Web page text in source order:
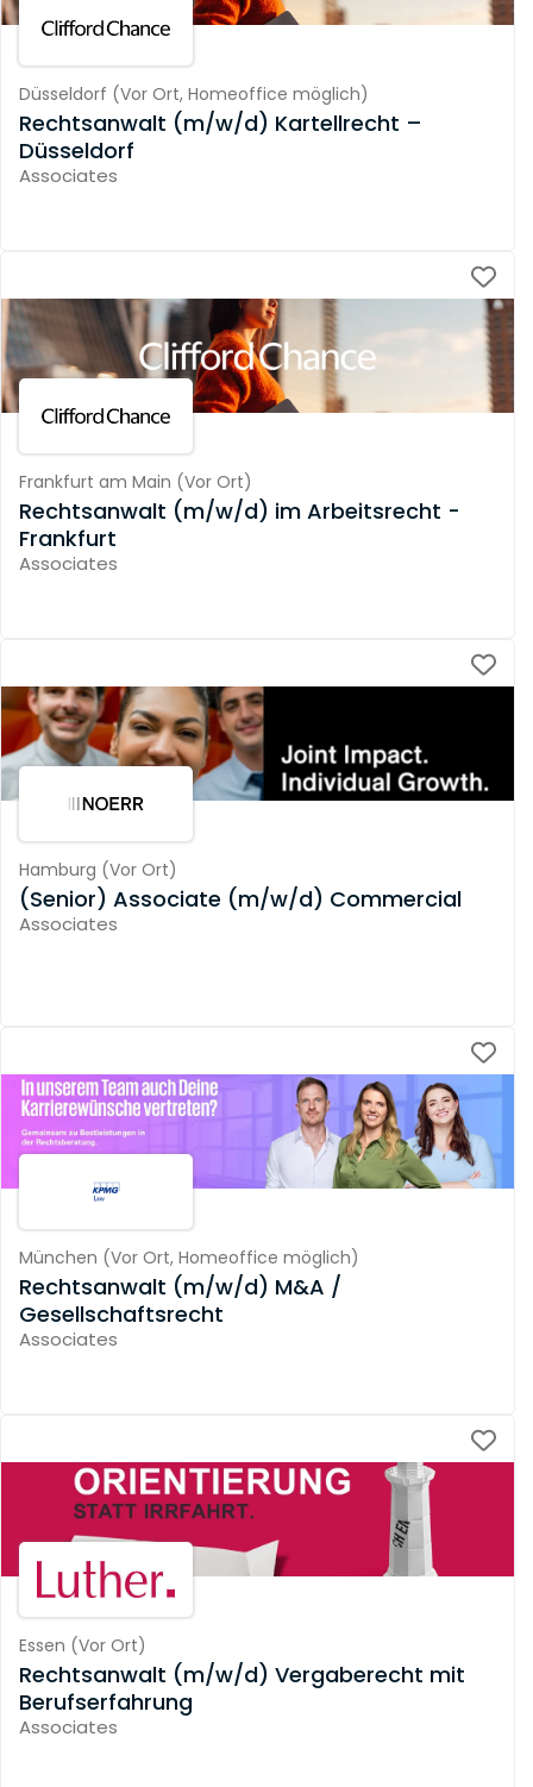
Düsseldorf (Vor Ort, Homeoffice möglich)
Rechtsanwalt (m/w/d) Kartellrecht –
Düsseldorf
Associates
Frankfurt am Main (Vor Ort)
Rechtsanwalt (m/w/d) im Arbeitsrecht -
Frankfurt
Associates
Hamburg (Vor Ort)
(Senior) Associate (m/w/d) Commercial
Associates
München (Vor Ort, Homeoffice möglich)
Rechtsanwalt (m/w/d) M&A /
Gesellschaftsrecht
Associates
Essen (Vor Ort)
Rechtsanwalt (m/w/d) Vergaberecht mit
Berufserfahrung
Associates